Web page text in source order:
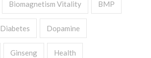
Biomagnetism Vitality BMP
Diabetes Dopamine
Ginseng Health